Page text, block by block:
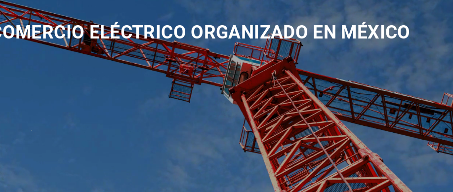
ELÉCTRICO ORGANIZADO EN MÉXICO